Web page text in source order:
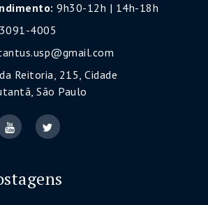
9h30-12h | 14h-18h
4005
Reitoria, 215, Cidade
São Paulo